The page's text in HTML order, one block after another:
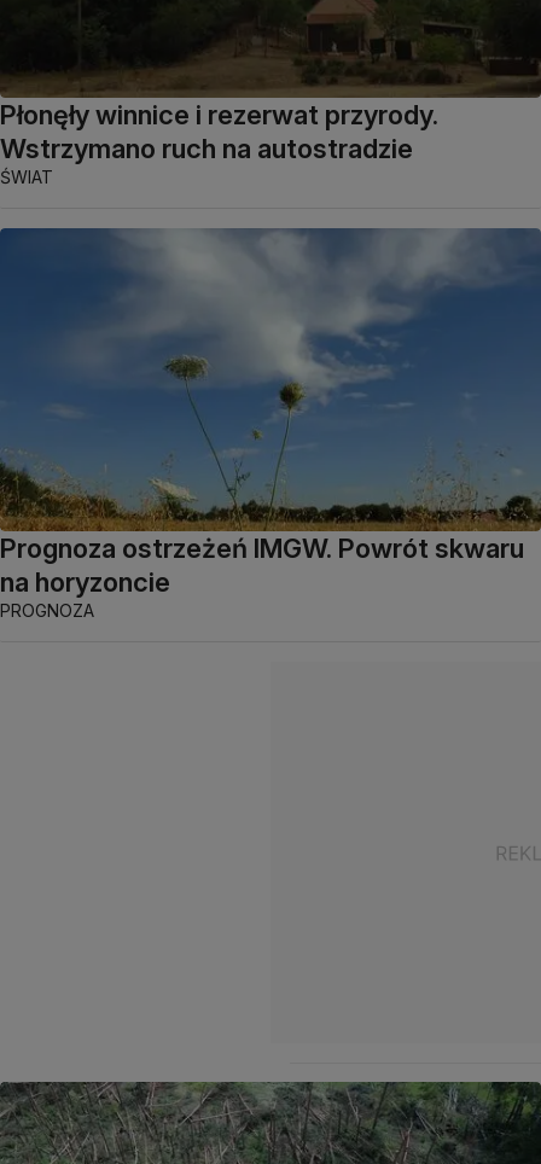
Płonęły winnice i rezerwat przyrody.
Wstrzymano ruch na autostradzie
ŚWIAT
Prognoza ostrzeżeń IMGW. Powrót skwaru
na horyzoncie
PROGNOZA